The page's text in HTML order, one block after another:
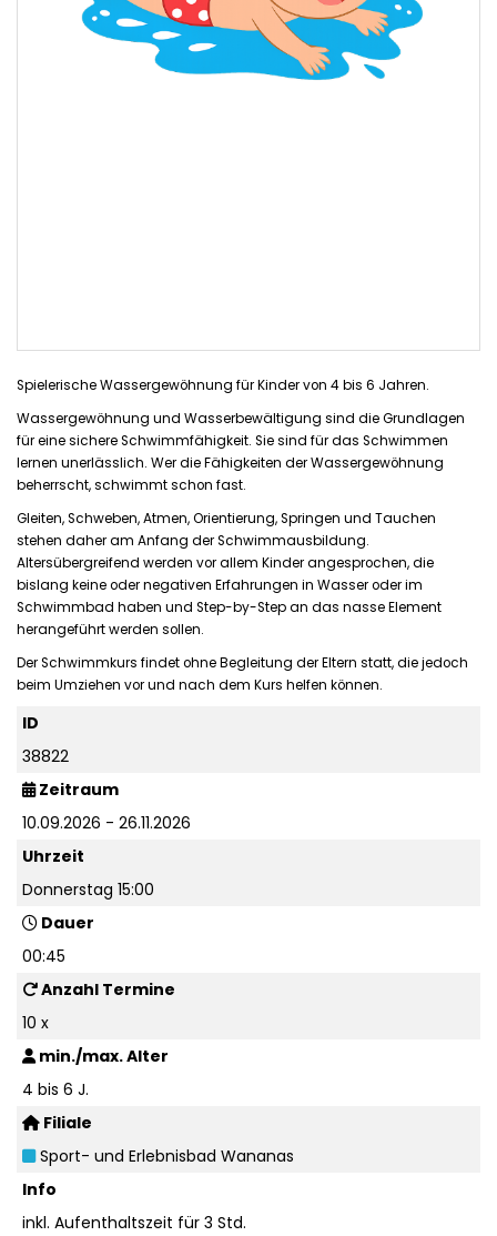
Spielerische Wassergewöhnung für Kinder von 4 bis 6 Jahren.
Wassergewöhnung und Wasserbewältigung sind die Grundlagen
für eine sichere Schwimmfähigkeit. Sie sind für das Schwimmen
lernen unerlässlich. Wer die Fähigkeiten der Wassergewöhnung
beherrscht, schwimmt schon fast.
Gleiten, Schweben, Atmen, Orientierung, Springen und Tauchen
stehen daher am Anfang der Schwimmausbildung.
Altersübergreifend werden vor allem Kinder angesprochen, die
bislang keine oder negativen Erfahrungen in Wasser oder im
Schwimmbad haben und Step-by-Step an das nasse Element
herangeführt werden sollen.
Der Schwimmkurs findet ohne Begleitung der Eltern statt, die jedoch
beim Umziehen vor und nach dem Kurs helfen können.
ID
38822
Zeitraum
10.09.2026 - 26.11.2026
Uhrzeit
Donnerstag 15:00
Dauer
00:45
Anzahl Termine
10 x
min./max. Alter
4 bis 6 J.
Filiale
Sport- und Erlebnisbad Wananas
Info
inkl. Aufenthaltszeit für 3 Std.